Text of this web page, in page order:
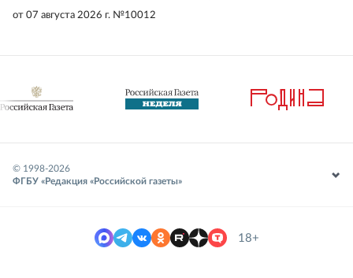
от 07 августа 2026 г. №10012
© 1998-2026
ФГБУ «Редакция «Российской газеты»
18+